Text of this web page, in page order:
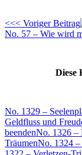
<<< Voriger Beitrag
No. 57 – Wie wird
Diese
No. 1329 –
Geldfluss und
beendenNo. 1326 –
TräumenNo. 1324 –